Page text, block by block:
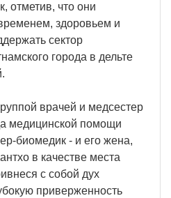
отметив, что они
здоровьем и
сектор
города в дельте
врачей и медсестер
медицинской помощи
биомедик - и его жена,
в качестве места
с собой дух
приверженность